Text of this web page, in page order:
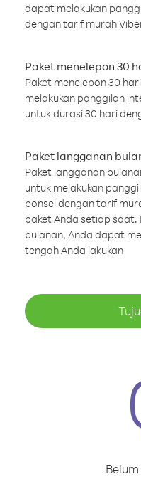
dapat melakukan
dengan tarif murah
Paket menelepon 30
Paket menelepon 30
melakukan panggilan
untuk durasi 30 hari
Paket langganan
Paket langganan
untuk melakukan
ponsel dengan tarif
paket Anda setiap
bulanan, Anda dapat
tengah Anda lakukan